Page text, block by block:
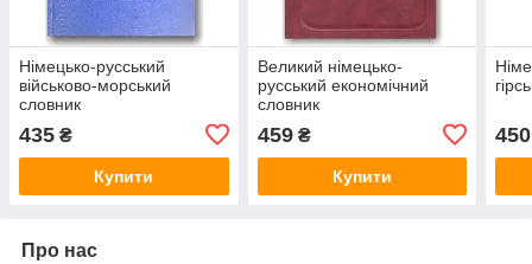
Німецько-русський
військово-морський
словник
435 ₴
Купити
Великий німецько-
русський економічний
словник
459₴
Купити
450
Про нас